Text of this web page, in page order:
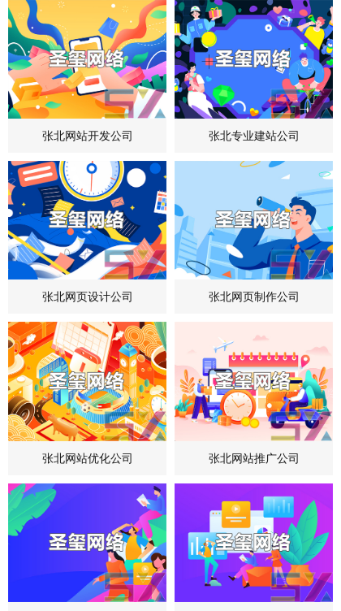
张北网站开发公司 张北专业建站公司
张北网页设计公司 张北网页制作公司
张北网站优化公司 张北网站推广公司